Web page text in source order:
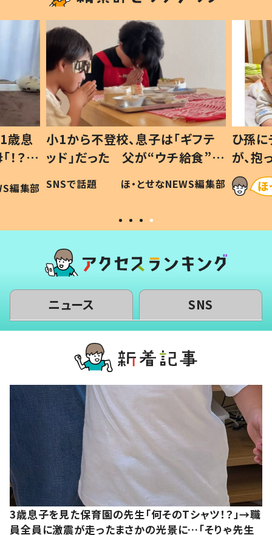
歳息
？」
編集部
小1から不登校、息子は「ギフテ
ッド」だった 父が“ウチ給食”を
作り続ける理由とは #令和の親
#令和の子
SNSで話題 ほ・とせなNEWS編集部
ひ孫
が、
「涙が
い」
ニュース SNS
3歳息子を見た保育園の先生「何そのTシャツ！？」→職
員全員に激震が走ったまさかの光景に…「そりゃ先生